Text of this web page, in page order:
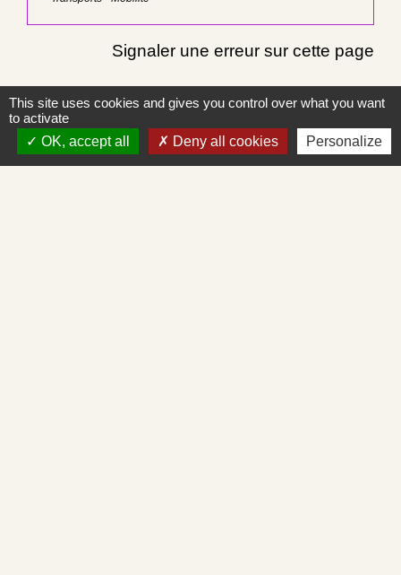
Signaler une erreur sur cette page
Contacts
This site uses cookies and gives you control over what you want
to activate
OK, accept all
Deny all cookies Personalize